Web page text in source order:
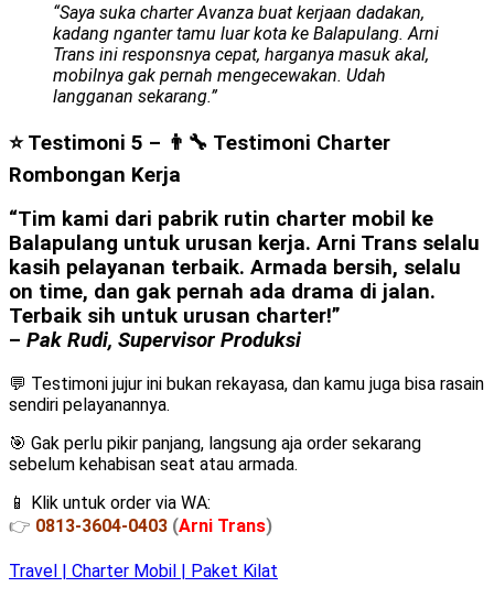
“Saya suka charter Avanza buat kerjaan dadakan,
kadang nganter tamu luar kota ke Balapulang. Arni
Trans ini responsnya cepat, harganya masuk akal,
mobilnya gak pernah mengecewakan. Udah
langganan sekarang.”
⭐ Testimoni 5 – 👨‍🔧 Testimoni Charter
Rombongan Kerja
“Tim kami dari pabrik rutin charter mobil ke
Balapulang untuk urusan kerja. Arni Trans selalu
kasih pelayanan terbaik. Armada bersih, selalu
on time, dan gak pernah ada drama di jalan.
Terbaik sih untuk urusan charter!”
– Pak Rudi, Supervisor Produksi
💬 Testimoni jujur ini bukan rekayasa, dan kamu juga bisa rasain
sendiri pelayanannya.
🎯 Gak perlu pikir panjang, langsung aja order sekarang
sebelum kehabisan seat atau armada.
📱 Klik untuk order via WA:
👉 0813-3604-0403 (Arni Trans)
Travel | Charter Mobil | Paket Kilat